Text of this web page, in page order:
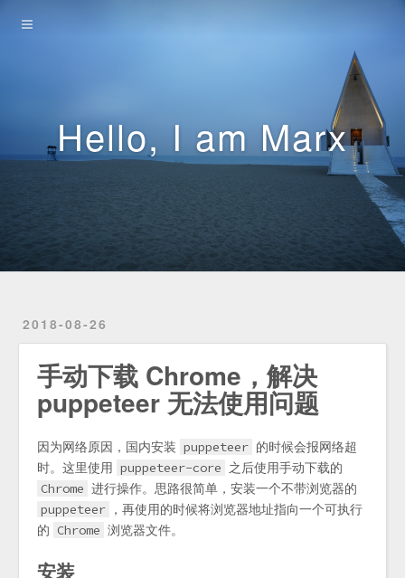
Hello, I am Marx
2018-08-26
手动下载 Chrome，解决
puppeteer 无法使用问题
因为网络原因，国内安装 puppeteer 的时候会报网络超
时。这里使用 puppeteer-core 之后使用手动下载的
Chrome 进行操作。思路很简单，安装一个不带浏览器的
puppeteer ，再使用的时候将浏览器地址指向一个可执行
的 Chrome 浏览器文件。
安装
Home
Links